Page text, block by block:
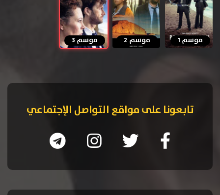
موسم 1 موسم 2 موسم 3
تابعونا على مواقع التواصل الإجتماعي